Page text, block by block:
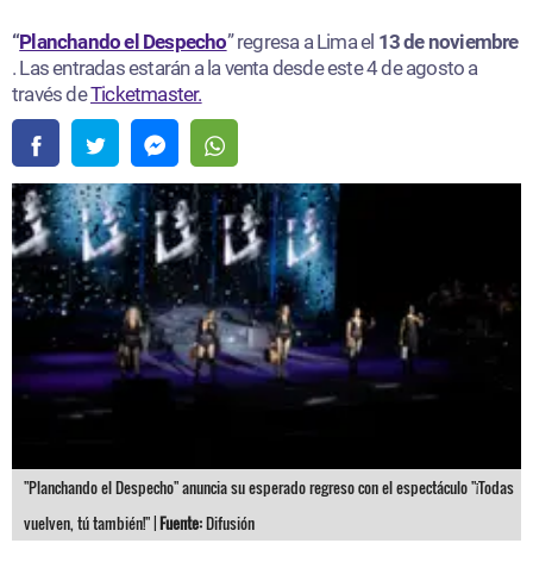
“Planchando el Despecho” regresa a Lima el 13 de noviembre
. Las entradas estarán a la venta desde este 4 de agosto a
través deTicketmaster.
"Planchando el Despecho" anuncia su esperado regreso con el espectáculo "¡Todas
vuelven, tú también!" |Fuente:Difusión